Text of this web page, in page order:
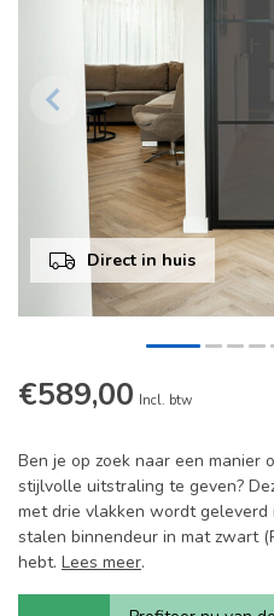
Direct in huis
€589,00 Incl. btw
Ben je op zoek naar een manier
stijlvolle uitstraling te geven?
met drie vlakken wordt geleverd
stalen binnendeur in mat zwart
hebt. Lees meer.